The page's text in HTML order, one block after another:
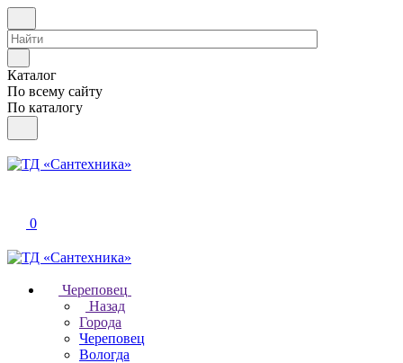
Каталог
По всему сайту
По каталогу
0
Череповец
Назад
Города
Череповец
Вологда